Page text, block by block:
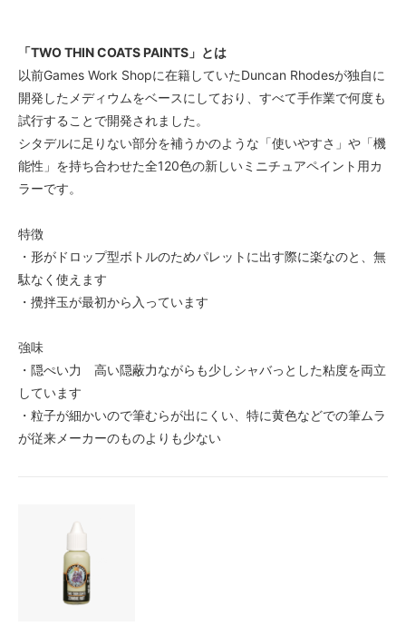
「TWO THIN COATS PAINTS」とは
以前Games Work Shopに在籍していたDuncan Rhodesが独自に
開発したメディウムをベースにしており、すべて手作業で何度も
試行することで開発されました。
シタデルに足りない部分を補うかのような「使いやすさ」や「機
能性」を持ち合わせた全120色の新しいミニチュアペイント用カ
ラーです。
特徴
・形がドロップ型ボトルのためパレットに出す際に楽なのと、無
駄なく使えます
・攪拌玉が最初から入っています
強味
・隠ぺい力 高い隠蔽力ながらも少しシャバっとした粘度を両立
しています
・粒子が細かいので筆むらが出にくい、特に黄色などでの筆ムラ
が従来メーカーのものよりも少ない